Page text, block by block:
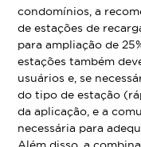
condomínios, a
de estações de
para ampliação de
estações também
usuários e, se
do tipo de estação
da aplicação, e a
necessária para
Além disso, a